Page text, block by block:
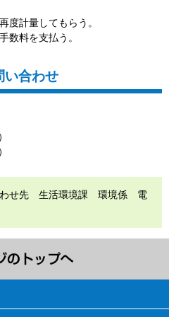
度計量してもらう。
数料を支払う。
い合わせ
わせ先 生活環境課 環境係 電